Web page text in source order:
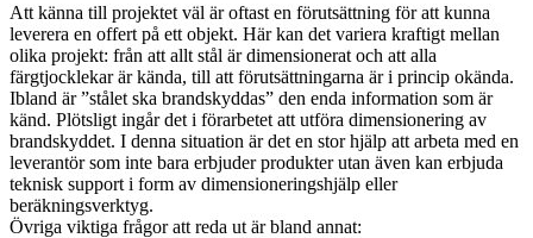
Att känna till projektet väl är oftast en förutsättning för att kunna
leverera en offert på ett objekt. Här kan det variera kraftigt mellan
olika projekt: från att allt stål är dimensionerat och att alla
färgtjocklekar är kända, till att förutsättningarna är i princip okända.
Ibland är ”stålet ska brandskyddas” den enda information som är
känd. Plötsligt ingår det i förarbetet att utföra dimensionering av
brandskyddet. I denna situation är det en stor hjälp att arbeta med en
leverantör som inte bara erbjuder produkter utan även kan erbjuda
teknisk support i form av dimensioneringshjälp eller
beräkningsverktyg.
Övriga viktiga frågor att reda ut är bland annat: